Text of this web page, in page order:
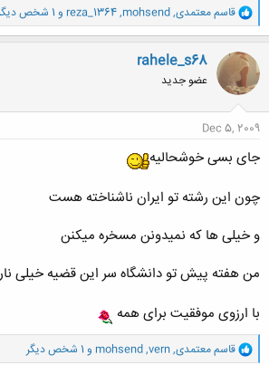
و
ا
ک
ن
ش
ه
ا
قاسم معتمدی,
mohsend
,
reza_1364 و 1 شخص دیگر
rahele_s68
عضو جدید
Dec 5, 2009
جای بسی خوشحالیه
چون این رشته تو ایران ناشناخته هست
و خیلی ها که نمیدونن مسخره میکنن
من هفته پیش تو دانشگاه سر این قضیه خیلی
با ارزوی موفقیت برای همه
و
ا
قاسم معتمدی,
vern
,
mohsend و 1 شخص دیگر